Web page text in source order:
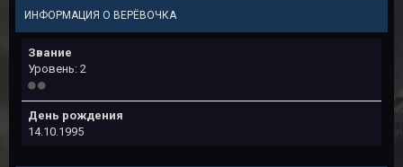
ИНФОРМАЦИЯ О ВЕРЁВОЧКА
Звание
Уровень: 2
День рождения
14.10.1995